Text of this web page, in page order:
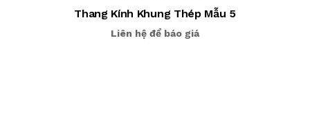
Thang Kính Khung Thép Mẫu 5
Liên hệ để báo giá